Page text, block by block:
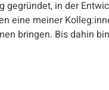
gegründet, in der
eine meiner
bringen. Bis dahin